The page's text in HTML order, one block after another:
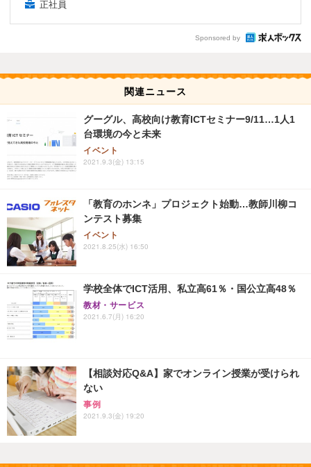
正社員
Sponsored by
関連ニュース
グーグル、高校向け教育ICTセミナー9/11…1人1
台環境の今と未来
イベント
2021.9.3(金) 13:15
「教育のホンネ」プロジェクト始動…教師川柳コ
ンテスト募集
イベント
2021.8.25(水) 16:50
学校全体でICT活用、私立高61％・国公立高48％
教材・サービス
2021.6.7(月) 16:20
【相談対応Q&A】家でオンライン授業が受けられ
ない
事例
2021.9.3(金) 19:20